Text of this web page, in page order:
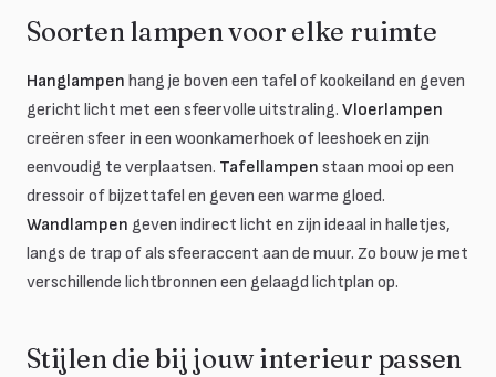
Soorten lampen voor elke ruimte
Hanglampen hang je boven een tafel of kookeiland en geven
gericht licht met een sfeervolle uitstraling. Vloerlampen
creëren sfeer in een woonkamerhoek of leeshoek en zijn
eenvoudig te verplaatsen. Tafellampen staan mooi op een
dressoir of bijzettafel en geven een warme gloed.
Wandlampen geven indirect licht en zijn ideaal in halletjes,
langs de trap of als sfeeraccent aan de muur. Zo bouw je met
verschillende lichtbronnen een gelaagd lichtplan op.
Stijlen die bij jouw interieur passen